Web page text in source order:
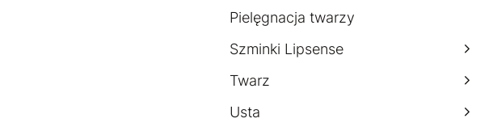
Pielęgnacja twarzy
Szminki Lipsense
Twarz
Usta